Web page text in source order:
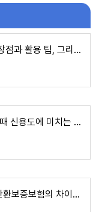
연금저축펀드의 주요 장점과 활용 팁, 그리고 가입 시 주의해야 할 사항들을 알아보세요. 연금저
보험계약 대출을 받을 때 신용도에 미치는 영향을 자세히 알아보고, 대출 상환과 신용 관리 방법
임대보증보험과 전세반환보증보험의 차이를 명확히 알아보세요. 알맞은 보험 선택으로 안심하